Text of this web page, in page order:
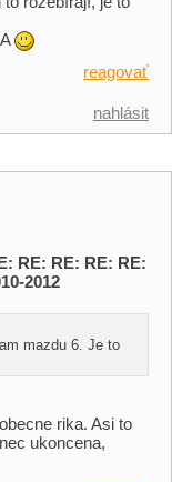
reagovať
nahlásit
RE: RE: RE: RE:
2012
mazdu 6. Je to
rika. Asi to
ukoncena,